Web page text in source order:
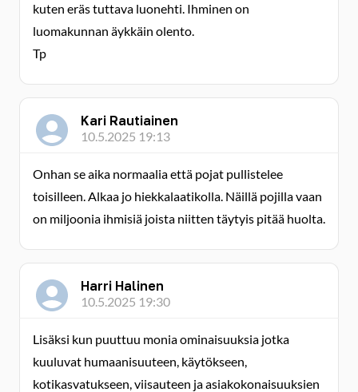
kuten eräs tuttava luonehti. Ihminen on
luomakunnan äykkäin olento.
Tp
Kari Rautiainen
10.5.2025 19:13
Onhan se aika normaalia että pojat pullistelee
toisilleen. Alkaa jo hiekkalaatikolla. Näillä pojilla vaan
on miljoonia ihmisiä joista niitten täytyis pitää huolta.
Harri Halinen
10.5.2025 19:30
Lisäksi kun puuttuu monia ominaisuuksia jotka
kuuluvat humaanisuuteen, käytökseen,
kotikasvatukseen, viisauteen ja asiakokonaisuuksien